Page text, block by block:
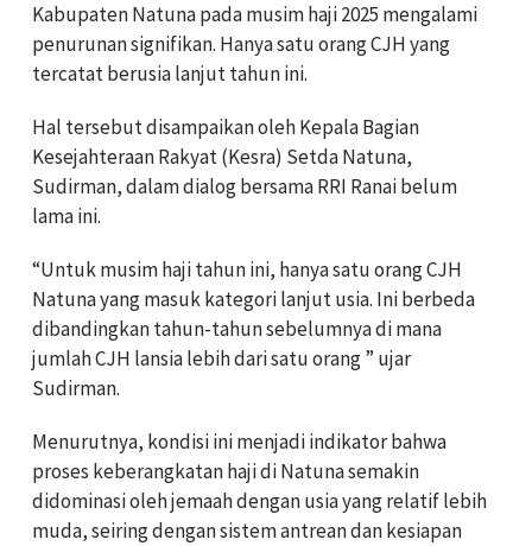
Kabupaten Natuna pada musim haji 2025 mengalami
penurunan signifikan. Hanya satu orang CJH yang
tercatat berusia lanjut tahun ini.
Hal tersebut disampaikan oleh Kepala Bagian
Kesejahteraan Rakyat (Kesra) Setda Natuna,
Sudirman, dalam dialog bersama RRI Ranai belum
lama ini.
“Untuk musim haji tahun ini, hanya satu orang CJH
Natuna yang masuk kategori lanjut usia. Ini berbeda
dibandingkan tahun-tahun sebelumnya di mana
jumlah CJH lansia lebih dari satu orang ” ujar
Sudirman.
Menurutnya, kondisi ini menjadi indikator bahwa
proses keberangkatan haji di Natuna semakin
didominasi oleh jemaah dengan usia yang relatif lebih
muda, seiring dengan sistem antrean dan kesiapan